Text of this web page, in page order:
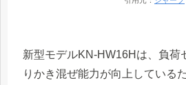
新型モデルKN-HW16Hは、負荷
りかき混ぜ能力が向上している